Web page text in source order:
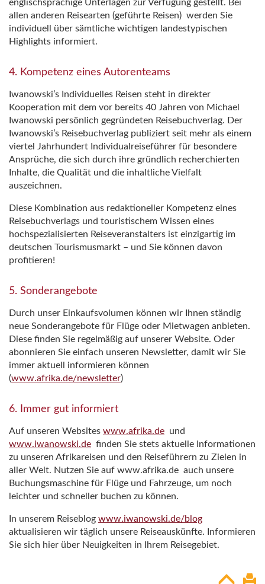
englischsprachige Unterlagen zur Verfügung gestellt. Bei
allen anderen Reisearten (geführte Reisen) werden Sie
individuell über sämtliche wichtigen landestypischen
Highlights informiert.
4. Kompetenz eines Autorenteams
Iwanowski’s Individuelles Reisen steht in direkter
Kooperation mit dem vor bereits 40 Jahren von Michael
Iwanowski persönlich gegründeten Reisebuchverlag. Der
Iwanowski’s Reisebuchverlag publiziert seit mehr als einem
viertel Jahrhundert Individualreiseführer für besondere
Ansprüche, die sich durch ihre gründlich recherchierten
Inhalte, die Qualität und die inhaltliche Vielfalt
auszeichnen.
Diese Kombination aus redaktioneller Kompetenz eines
Reisebuchverlags und touristischem Wissen eines
hochspezialisierten Reiseveranstalters ist einzigartig im
deutschen Tourismusmarkt – und Sie können davon
profitieren!
5. Sonderangebote
Durch unser Einkaufsvolumen können wir Ihnen ständig
neue Sonderangebote für Flüge oder Mietwagen anbieten.
Diese finden Sie regelmäßig auf unserer Website. Oder
abonnieren Sie einfach unseren Newsletter, damit wir Sie
immer aktuell informieren können
(www.afrika.de/newsletter)
6. Immer gut informiert
Auf unseren Websites www.afrika.de und
www.iwanowski.de finden Sie stets aktuelle Informationen
zu unseren Afrikareisen und den Reiseführern zu Zielen in
aller Welt. Nutzen Sie auf www.afrika.de auch unsere
Buchungsmaschine für Flüge und Fahrzeuge, um noch
leichter und schneller buchen zu können.
In unserem Reiseblog www.iwanowski.de/blog
aktualisieren wir täglich unsere Reiseauskünfte. Informieren
Sie sich hier über Neuigkeiten in Ihrem Reisegebiet.